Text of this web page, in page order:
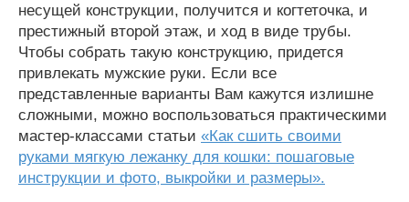
несущей конструкции, получится и когтеточка, и
престижный второй этаж, и ход в виде трубы.
Чтобы собрать такую конструкцию, придется
привлекать мужские руки. Если все
представленные варианты Вам кажутся излишне
сложными, можно воспользоваться практическими
мастер-классами статьи «Как сшить своими
руками мягкую лежанку для кошки: пошаговые
инструкции и фото, выкройки и размеры».